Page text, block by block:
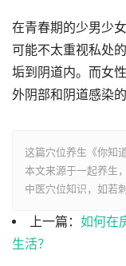
在青春期的少男少
可能不太重视私处
垢到阴道内。而女
外阴部和阴道感染的
这篇穴位养生《你知
本文来源于一起养生
中医穴位知识，如若
上一篇： 如何在
生活？